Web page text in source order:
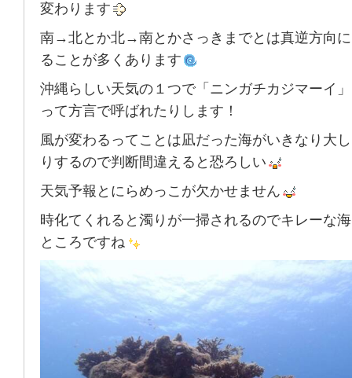
変わります
南→北とか北→南とかさっきまでとは真逆方向
ることが多くあります
沖縄らしい天気の１つで「ニンガチカジマーイ
って方言で呼ばれたりします！
風が変わるってことは凪だった海がいきなり大
りするので判断間違えると恐ろしい
天気予報とにらめっこが欠かせません
時化てくれると濁りが一掃されるのでキレーな
ところですね